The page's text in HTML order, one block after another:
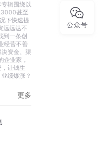
辑围绕以
3000甚至
下快速提
远远达不
到一条创
经营不善
资金、渠
企业家，
让钱生
绩爆涨？
更多
公众号